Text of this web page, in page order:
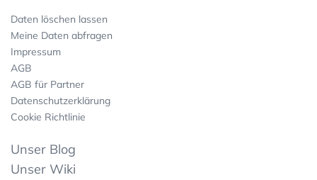
Daten löschen lassen
Meine Daten abfragen
Impressum
AGB
AGB für Partner
Datenschutzerklärung
Cookie Richtlinie
Unser Blog
Unser Wiki